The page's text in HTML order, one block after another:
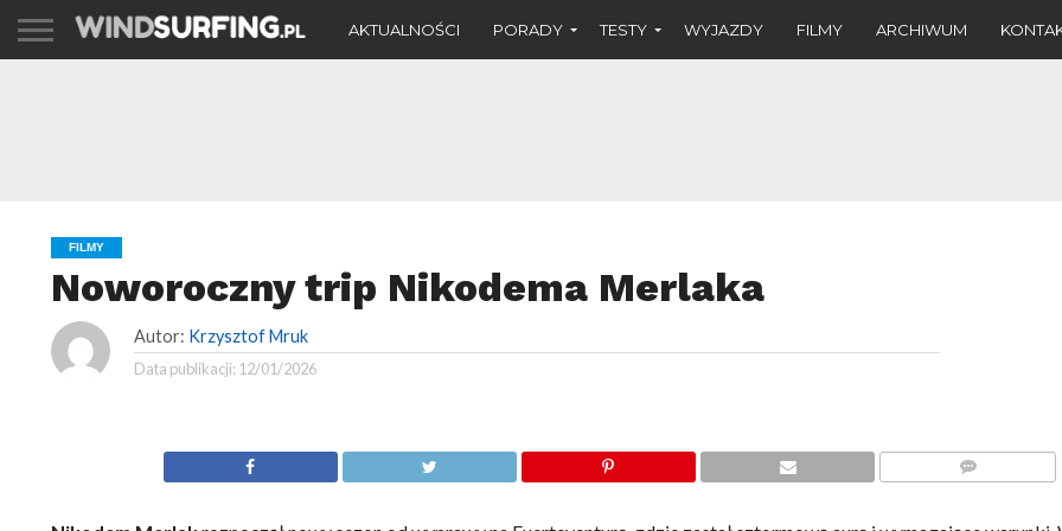
AKTUALNOŚCI PORADY TESTY WYJAZDY FILMY ARCHIWUM
FILMY
Noworoczny trip Nikodema Merlaka
Autor: Krzysztof Mruk
Data publikacji: 12/01/2026